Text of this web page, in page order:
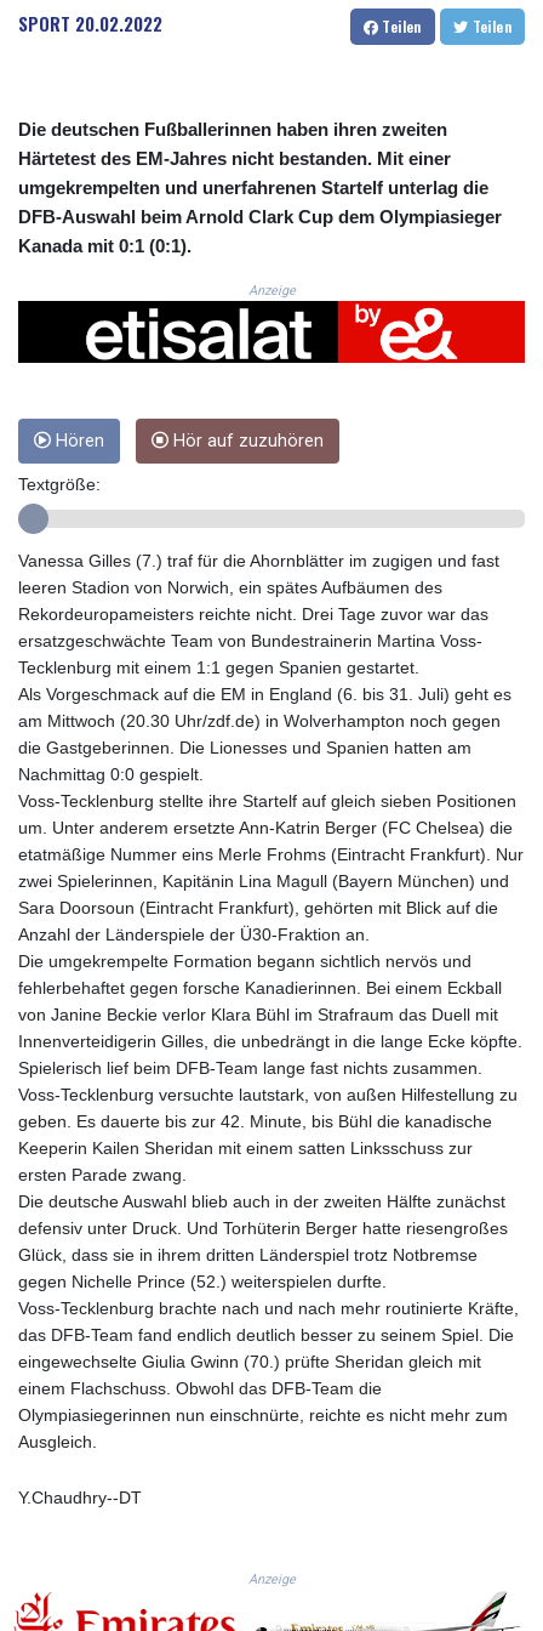
CRC 523.781299
DJF 205.38031
DKK 7.475767
DOP 67.315816
DZD 153.48698
ETB 186.42297
FJD 2.553387
FKP 0.8589
GGP 0.8589
GHS 13.549949
GMD 84.931373
GTQ 8.810096
GYD 241.612608
HKD 9.064618
HNL 30.958447
HRK 7.535247
HTG 151.01877
HUF 361.674896
IDR 20654.036712
IMP 0.8589
INR 109.880802
IQD 1513.090368
IRR
1588776.499747
ISK 141.785837
JEP 0.8589
JMD 183.548662
JOD 0.819314
JPY 182.194461
KES 149.505174
KGS 101.061253
KHR 4681.281342
KMF 494.614915
KWD 0.357348
KYD 0.96258
KZT 542.015709
LAK 26109.426943
LBP 103430.10369
LKR 387.596159
LRD 208.480669
LSL 18.948812
LTL 3.412309
MKD 61.586591
SPORT 20.02.2022 Teilen Teilen
Die deutschen Fußballerinnen haben ihren zweiten
Härtetest des EM-Jahres nicht bestanden. Mit einer
umgekrempelten und unerfahrenen Startelf unterlag die
DFB-Auswahl beim Arnold Clark Cup dem Olympiasieger
Kanada mit 0:1 (0:1).
Anzeige
Hören Hör auf zuzuhören
Textgröße:
Vanessa Gilles (7.) traf für die Ahornblätter im zugigen und fast
leeren Stadion von Norwich, ein spätes Aufbäumen des
Rekordeuropameisters reichte nicht. Drei Tage zuvor war das
ersatzgeschwächte Team von Bundestrainerin Martina Voss-
Tecklenburg mit einem 1:1 gegen Spanien gestartet.
Als Vorgeschmack auf die EM in England (6. bis 31. Juli) geht es
am Mittwoch (20.30 Uhr/zdf.de) in Wolverhampton noch gegen
die Gastgeberinnen. Die Lionesses und Spanien hatten am
Nachmittag 0:0 gespielt.
Voss-Tecklenburg stellte ihre Startelf auf gleich sieben Positionen
um. Unter anderem ersetzte Ann-Katrin Berger (FC Chelsea) die
etatmäßige Nummer eins Merle Frohms (Eintracht Frankfurt). Nur
zwei Spielerinnen, Kapitänin Lina Magull (Bayern München) und
Sara Doorsoun (Eintracht Frankfurt), gehörten mit Blick auf die
Anzahl der Länderspiele der Ü30-Fraktion an.
Die umgekrempelte Formation begann sichtlich nervös und
fehlerbehaftet gegen forsche Kanadierinnen. Bei einem Eckball
von Janine Beckie verlor Klara Bühl im Strafraum das Duell mit
Innenverteidigerin Gilles, die unbedrängt in die lange Ecke köpfte.
Spielerisch lief beim DFB-Team lange fast nichts zusammen.
Voss-Tecklenburg versuchte lautstark, von außen Hilfestellung zu
geben. Es dauerte bis zur 42. Minute, bis Bühl die kanadische
Keeperin Kailen Sheridan mit einem satten Linksschuss zur
ersten Parade zwang.
Die deutsche Auswahl blieb auch in der zweiten Hälfte zunächst
defensiv unter Druck. Und Torhüterin Berger hatte riesengroßes
Glück, dass sie in ihrem dritten Länderspiel trotz Notbremse
gegen Nichelle Prince (52.) weiterspielen durfte.
Voss-Tecklenburg brachte nach und nach mehr routinierte Kräfte,
das DFB-Team fand endlich deutlich besser zu seinem Spiel. Die
eingewechselte Giulia Gwinn (70.) prüfte Sheridan gleich mit
einem Flachschuss. Obwohl das DFB-Team die
Olympiasiegerinnen nun einschnürte, reichte es nicht mehr zum
Ausgleich.
Y.Chaudhry--DT
Anzeige